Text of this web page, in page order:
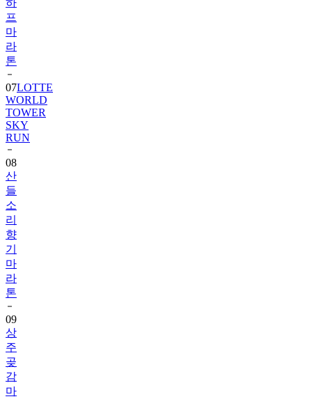
하
프
마
라
톤
07LOTTE
WORLD
TOWER
SKY
RUN
08
산
들
소
리
향
기
마
라
톤
09
상
주
곶
감
마